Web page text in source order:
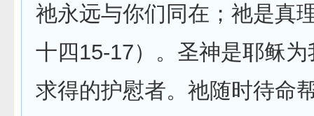
祂永远与你们同在；祂是真
十四15-17）。圣神是耶稣
求得的护慰者。祂随时待命